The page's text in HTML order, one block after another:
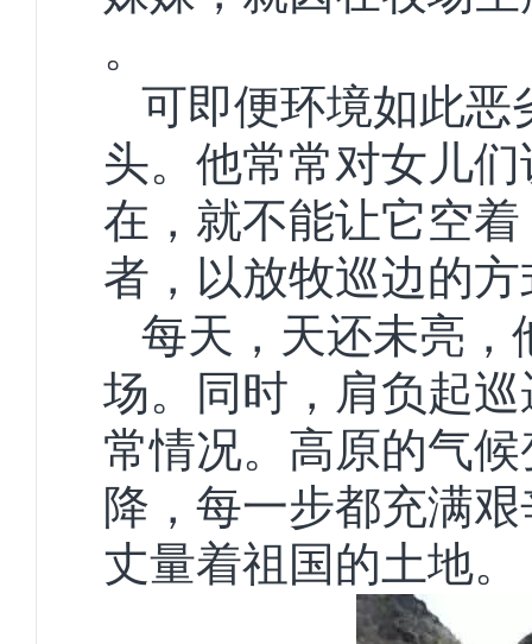
。
可即便环境如此恶
头。他常常对女儿
在，就不能让它空
者，以放牧巡边的
每天，天还未亮，
场。同时，肩负起
常情况。高原的气
降，每一步都充满
丈量着祖国的土地。